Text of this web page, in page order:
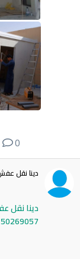
0
دينا نقل
50269057